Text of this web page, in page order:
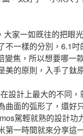
大家一如既往的把眼
不一樣的分別，6.1吋
變焦，所以想要哪一
美的原則，入手了鈦
設計上最大的不同
曲面的弧形了，還好
駕輕就熟的設計功
第一時間就來分享這